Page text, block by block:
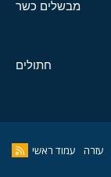
מבשלים כשר
חתולים
עזרה עמוד ראשי